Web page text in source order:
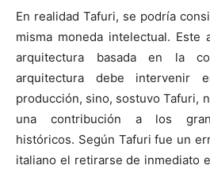
En realidad Tafuri, se podría
misma moneda intelectual. Este
arquitectura basada en la
arquitectura debe intervenir
producción, sino, sostuvo Tafuri,
una contribución a los
históricos. Según Tafuri fue un
italiano el retirarse de inmediato